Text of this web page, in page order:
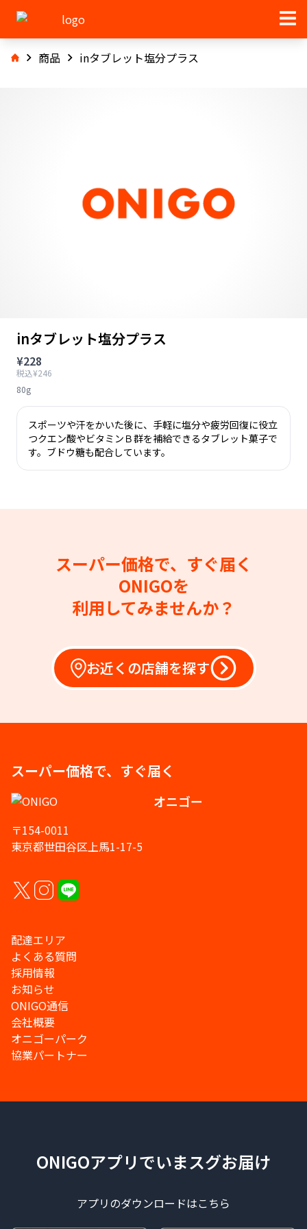
商品 inタブレット塩分プラス
inタブレット塩分プラス
¥228
税込¥246
80g
スポーツや汗をかいた後に、手軽に塩分や疲労回復に役立
つクエン酸やビタミンＢ群を補給できるタブレット菓子で
す。ブドウ糖も配合しています。
スーパー価格で、すぐ届く
ONIGOを
利用してみませんか？
お近くの店舗を探す
スーパー価格で、すぐ届く
オニゴー
〒154-0011
東京都世田谷区上馬1-17-5
配達エリア
よくある質問
採用情報
お知らせ
ONIGO通信
会社概要
オニゴーパーク
協業パートナー
ONIGOアプリでいまスグお届け
アプリのダウンロードはこちら